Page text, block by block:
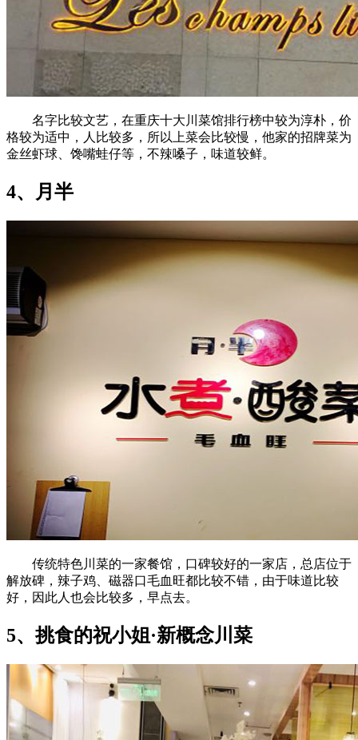
名字比较文艺，在重庆十大川菜馆排行榜中较为淳朴，价
格较为适中，人比较多，所以上菜会比较慢，他家的招牌菜为
金丝虾球、馋嘴蛙仔等，不辣嗓子，味道较鲜。
4、月半
传统特色川菜的一家餐馆，口碑较好的一家店，总店位于
解放碑，辣子鸡、磁器口毛血旺都比较不错，由于味道比较
好，因此人也会比较多，早点去。
5、挑食的祝小姐·新概念川菜